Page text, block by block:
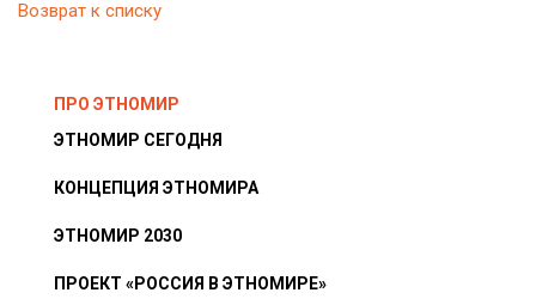
Возврат к списку
ПРО ЭТНОМИР
ЭТНОМИР СЕГОДНЯ
КОНЦЕПЦИЯ ЭТНОМИРА
ЭТНОМИР 2030
ПРОЕКТ «РОССИЯ В ЭТНОМИРЕ»